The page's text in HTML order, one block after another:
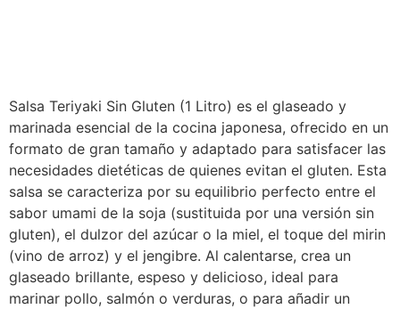
Salsa Teriyaki Sin Gluten (1 Litro) es el glaseado y
marinada esencial de la cocina japonesa, ofrecido en un
formato de gran tamaño y adaptado para satisfacer las
necesidades dietéticas de quienes evitan el gluten. Esta
salsa se caracteriza por su equilibrio perfecto entre el
sabor umami de la soja (sustituida por una versión sin
gluten), el dulzor del azúcar o la miel, el toque del mirin
(vino de arroz) y el jengibre. Al calentarse, crea un
glaseado brillante, espeso y delicioso, ideal para
marinar pollo, salmón o verduras, o para añadir un